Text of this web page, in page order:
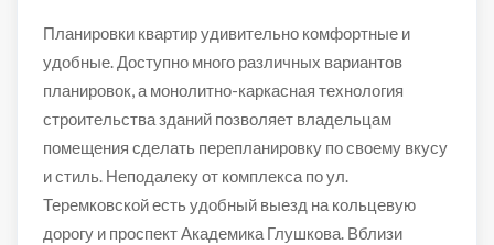
Планировки квартир удивительно комфортные и
удобные. Доступно много различных вариантов
планировок, а монолитно-каркасная технология
строительства зданий позволяет владельцам
помещения сделать перепланировку по своему вкусу
и стиль. Неподалеку от комплекса по ул.
Теремковской есть удобный выезд на кольцевую
дорогу и проспект Академика Глушкова. Вблизи